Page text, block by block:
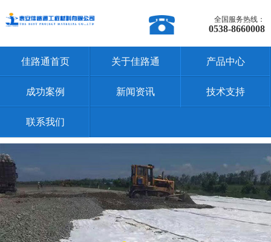
全国服务热线：
0538-8660008
佳路通首页 关于佳路通 产品中心
成功案例 新闻资讯 技术支持
联系我们